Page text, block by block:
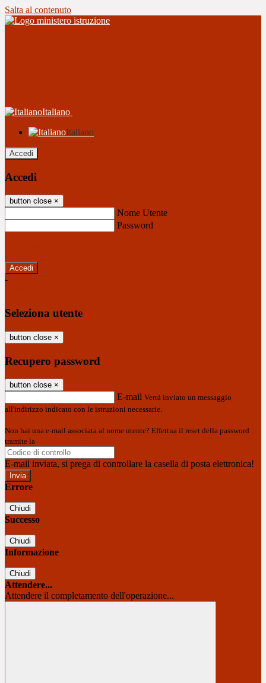
Salta al contenuto
Italiano
Italiano
Accedi
Accedi
button close ×
Nome Utente
Password
-
Seleziona utente
button close ×
Recupero password
button close ×
E-mail Verrà inviato un messaggio
all'indirizzo indicato con le istruzioni necessarie.
Non hai una e-mail associata al nome utente? Effettua il reset della password
tramite la
E-mail inviata, si prega di controllare la casella di posta elettronica!
Errore
Chiudi
Successo
Chiudi
Informazione
Chiudi
Attendere...
Attendere il completamento dell'operazione...